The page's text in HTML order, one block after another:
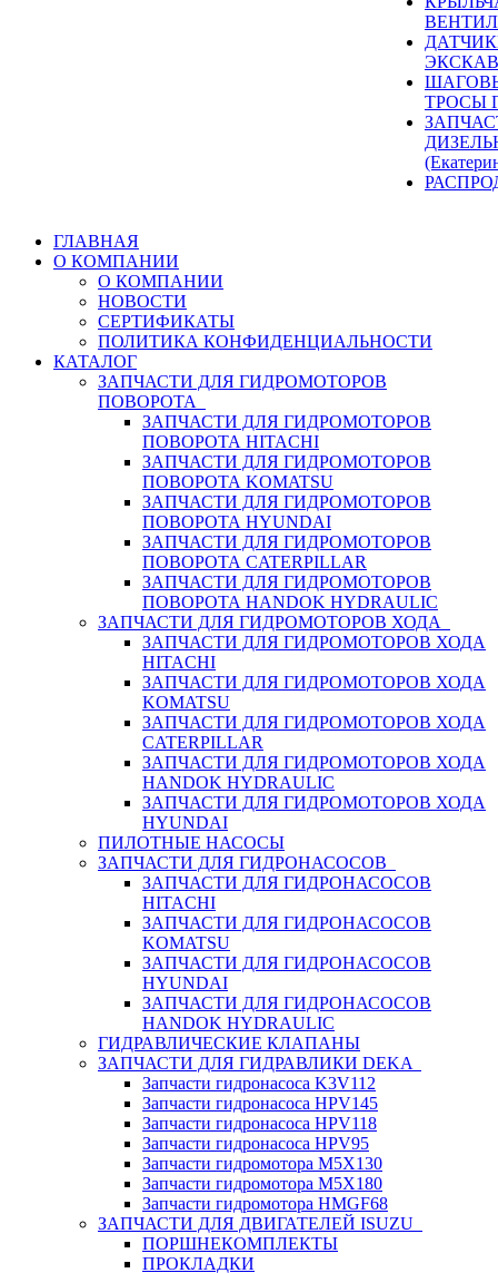
ТРОСЫ
ГЛАВНАЯ
О КОМПАНИИ
О КОМПАНИИ
НОВОСТИ
СЕРТИФИКАТЫ
ПОЛИТИКА КОНФИДЕНЦИАЛЬНОСТИ
КАТАЛОГ
ЗАПЧАСТИ ДЛЯ ГИДРОМОТОРОВ
ПОВОРОТА
ЗАПЧАСТИ ДЛЯ ГИДРОМОТОРОВ
ПОВОРОТА HITACHI
ЗАПЧАСТИ ДЛЯ ГИДРОМОТОРОВ
ПОВОРОТА KOMATSU
ЗАПЧАСТИ ДЛЯ ГИДРОМОТОРОВ
ПОВОРОТА HYUNDAI
ЗАПЧАСТИ ДЛЯ ГИДРОМОТОРОВ
ПОВОРОТА CATERPILLAR
ЗАПЧАСТИ ДЛЯ ГИДРОМОТОРОВ
ПОВОРОТА HANDOK HYDRAULIC
ЗАПЧАСТИ ДЛЯ ГИДРОМОТОРОВ ХОДА
ЗАПЧАСТИ ДЛЯ ГИДРОМОТОРОВ ХОДА
HITACHI
ЗАПЧАСТИ ДЛЯ ГИДРОМОТОРОВ ХОДА
KOMATSU
ЗАПЧАСТИ ДЛЯ ГИДРОМОТОРОВ ХОДА
CATERPILLAR
ЗАПЧАСТИ ДЛЯ ГИДРОМОТОРОВ ХОДА
HANDOK HYDRAULIC
ЗАПЧАСТИ ДЛЯ ГИДРОМОТОРОВ ХОДА
HYUNDAI
ПИЛОТНЫЕ НАСОСЫ
ЗАПЧАСТИ ДЛЯ ГИДРОНАСОСОВ
ЗАПЧАСТИ ДЛЯ ГИДРОНАСОСОВ
HITACHI
ЗАПЧАСТИ ДЛЯ ГИДРОНАСОСОВ
KOMATSU
ЗАПЧАСТИ ДЛЯ ГИДРОНАСОСОВ
HYUNDAI
ЗАПЧАСТИ ДЛЯ ГИДРОНАСОСОВ
HANDOK HYDRAULIC
ГИДРАВЛИЧЕСКИЕ КЛАПАНЫ
ЗАПЧАСТИ ДЛЯ ГИДРАВЛИКИ DEKA
Запчасти гидронасоса K3V112
Запчасти гидронасоса HPV145
Запчасти гидронасоса HPV118
Запчасти гидронасоса HPV95
Запчасти гидромотора M5X130
Запчасти гидромотора M5X180
Запчасти гидромотора HMGF68
ЗАПЧАСТИ ДЛЯ ДВИГАТЕЛЕЙ ISUZU
ПОРШНЕКОМПЛЕКТЫ
ПРОКЛАДКИ